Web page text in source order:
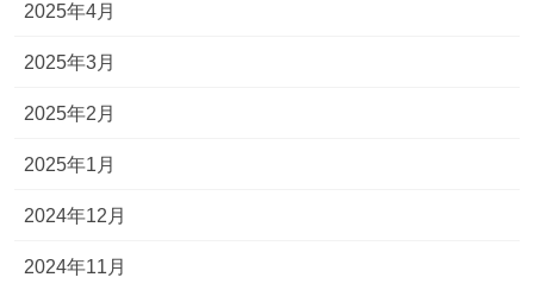
2025年4月
2025年3月
2025年2月
2025年1月
2024年12月
2024年11月